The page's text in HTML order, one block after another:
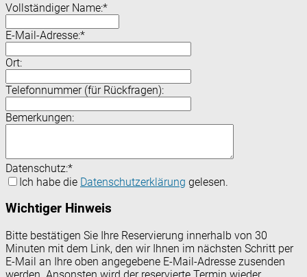
Vollständiger Name:*
E-Mail-Adresse:*
Ort:
Telefonnummer (für Rückfragen):
Bemerkungen:
Datenschutz:*
Ich habe die Datenschutzerklärung gelesen.
Wichtiger Hinweis
Bitte bestätigen Sie Ihre Reservierung innerhalb von 30
Minuten mit dem Link, den wir Ihnen im nächsten Schritt per
E-Mail an Ihre oben angegebene E-Mail-Adresse zusenden